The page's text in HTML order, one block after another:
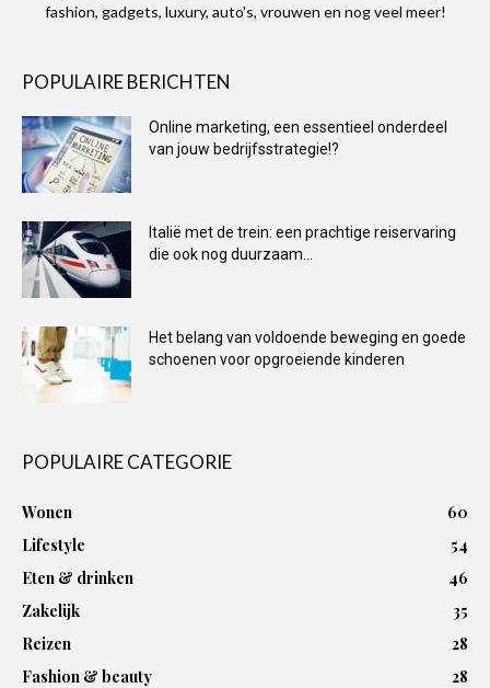
fashion, gadgets, luxury, auto's, vrouwen en nog veel meer!
POPULAIRE BERICHTEN
Online marketing, een essentieel onderdeel
van jouw bedrijfsstrategie!?
Italië met de trein: een prachtige reiservaring
die ook nog duurzaam...
Het belang van voldoende beweging en goede
schoenen voor opgroeiende kinderen
POPULAIRE CATEGORIE
Wonen
60
Lifestyle
54
Eten & drinken
46
Zakelijk
35
Reizen
28
Fashion & beauty
28